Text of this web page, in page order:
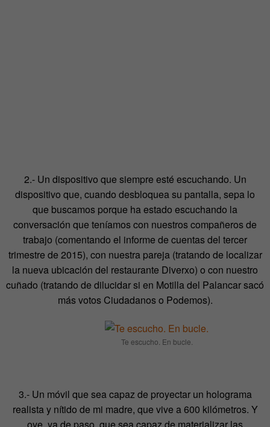
2.- Un dispositivo que siempre esté escuchando. Un
dispositivo que, cuando desbloquea su pantalla, sepa lo
que buscamos porque ha estado escuchando la
conversación que teníamos con nuestros compañeros de
trabajo (comentando el informe de cuentas del tercer
trimestre de 2015), con nuestra pareja (tratando de localizar
la nueva ubicación del restaurante Diverxo) o con nuestro
cuñado (tratando de dilucidar si en Motilla del Palancar sacó
más votos Ciudadanos o Podemos).
Te escucho. En bucle.
3.- Un móvil que sea capaz de proyectar un holograma
realista y nítido de mi madre, que vive a 600 kilómetros. Y